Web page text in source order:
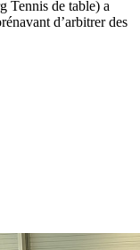
Tennis de table) a
d’arbitrer des